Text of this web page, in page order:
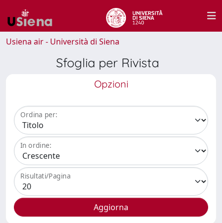
Usiena air - Università di Siena
Sfoglia per Rivista
Opzioni
Ordina per:
In ordine:
Risultati/Pagina